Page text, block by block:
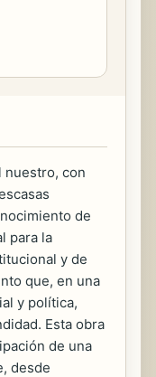
nuestro, con
de
para la
y de
que, en una
y política,
Esta obra
de una
desde